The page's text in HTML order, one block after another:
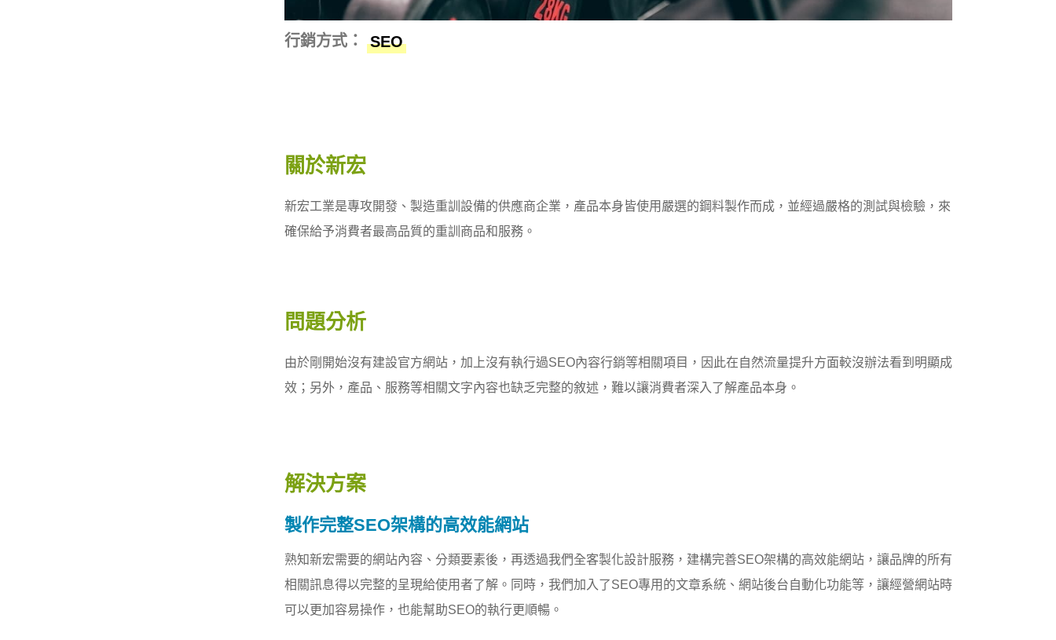
行銷方式： SEO
關於新宏
新宏工業是專攻開發、製造重訓設備的供應商企業，產品本身皆使用嚴選的鋼料製作而成，並經過嚴格的測試與檢驗，來
確保給予消費者最高品質的重訓商品和服務。
問題分析
由於剛開始沒有建設官方網站，加上沒有執行過SEO內容行銷等相關項目，因此在自然流量提升方面較沒辦法看到明顯成
效；另外，產品、服務等相關文字內容也缺乏完整的敘述，難以讓消費者深入了解產品本身。
解決方案
製作完整SEO架構的高效能網站
熟知新宏需要的網站內容、分類要素後，再透過我們全客製化設計服務，建構完善SEO架構的高效能網站，讓品牌的所有
相關訊息得以完整的呈現給使用者了解。同時，我們加入了SEO專用的文章系統、網站後台自動化功能等，讓經營網站時
可以更加容易操作，也能幫助SEO的執行更順暢。